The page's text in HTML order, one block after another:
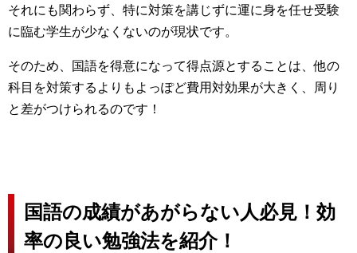
それにも関わらず、特に対策を講じずに運に身を任せ受験
に臨む学生が少なくないのが現状です。
そのため、国語を得意になって得点源とすることは、他の
科目を対策するよりもよっぽど費用対効果が大きく、周り
と差がつけられるのです！
国語の成績があがらない人必見！効
率の良い勉強法を紹介！